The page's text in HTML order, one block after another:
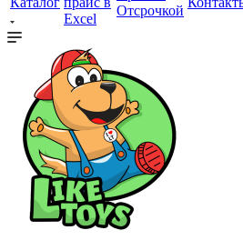
Excel
Отсрочкой